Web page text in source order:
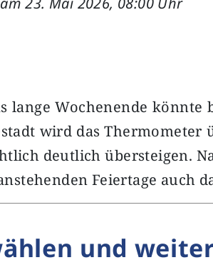
lange Wochenende könnte
wird das Thermometer
deutlich übersteigen.
Feiertage auch
und